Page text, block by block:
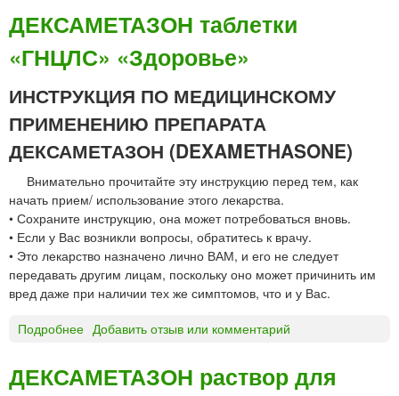
Е
С
М
О
П
Р
Е
С
С
И
Н
т
а
б
л
е
«
О
ДЕКСАМЕТАЗОН таблетки
«ГНЦЛС» «Здоровье»
ИНСТРУКЦИЯ ПО МЕДИЦИНСКОМУ
ПРИМЕНЕНИЮ ПРЕПАРАТА
ДЕКСАМЕТАЗОН (DEXAMETHASONE)
Внимательно прочитайте эту инструкцию перед тем, как
начать прием/ использование этого лекарства.
• Сохраните инструкцию, она может потребоваться вновь.
• Если у Вас возникли вопросы, обратитесь к врачу.
• Это лекарство назначено лично ВАМ, и его не следует
передавать другим лицам, поскольку оно может причинить им
вред даже при наличии тех же симптомов, что и у Вас.
Подробнее
Е
К
Добавить отзыв или комментарий
ДЕКСАМЕТАЗОН раствор для